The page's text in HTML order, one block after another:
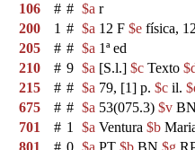
106
# # $a r
200
1 # $a 12 F $e física,
205
# # $a 1ª ed
210
# 9 $a [S.l.] $c Texto
215
# # $a 79, [1] p. $c il.
675
# # $a 53(075.3) $v BN
701
# 1 $a Ventura $b
801
# 0 $a PT $b BN $g